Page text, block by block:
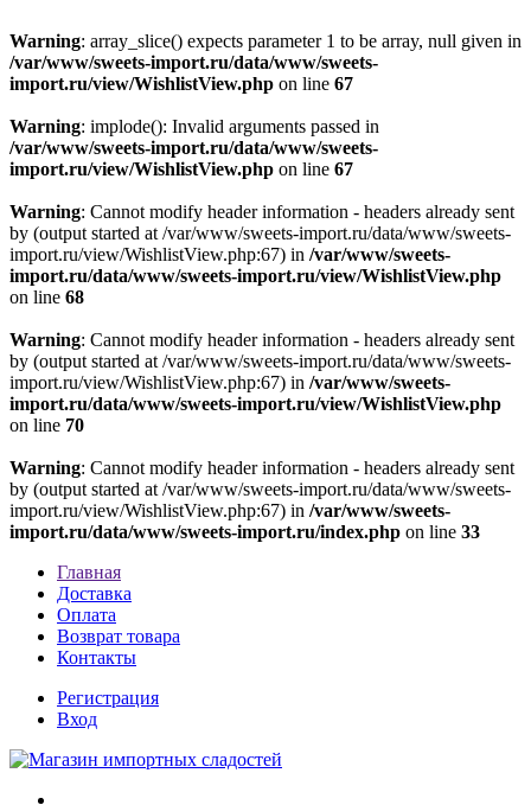
Warning: array_slice() expects parameter 1 to be array, null given in
/var/www/sweets-import.ru/data/www/sweets-
import.ru/view/WishlistView.php on line 67
Warning: implode(): Invalid arguments passed in
/var/www/sweets-import.ru/data/www/sweets-
import.ru/view/WishlistView.php on line 67
Warning: Cannot modify header information - headers already sent
by (output started at /var/www/sweets-import.ru/data/www/sweets-
import.ru/view/WishlistView.php:67) in /var/www/sweets-
import.ru/data/www/sweets-import.ru/view/WishlistView.php
on line 68
Warning: Cannot modify header information - headers already sent
by (output started at /var/www/sweets-import.ru/data/www/sweets-
import.ru/view/WishlistView.php:67) in /var/www/sweets-
import.ru/data/www/sweets-import.ru/view/WishlistView.php
on line 70
Warning: Cannot modify header information - headers already sent
by (output started at /var/www/sweets-import.ru/data/www/sweets-
import.ru/view/WishlistView.php:67) in /var/www/sweets-
import.ru/data/www/sweets-import.ru/index.php on line 33
Главная
Доставка
Оплата
Возврат товара
Контакты
Регистрация
Вход